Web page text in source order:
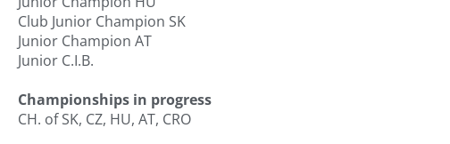
Club Junior Champion SK
Junior Champion AT
Junior C.I.B.
Championships in progress
CH. of SK, CZ, HU, AT, CRO